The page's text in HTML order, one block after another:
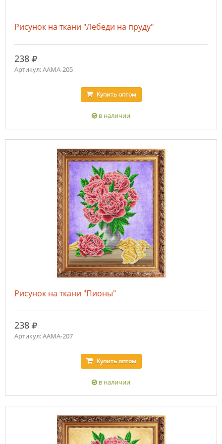
Рисунок на ткани "Лебеди на пруду"
238 руб.
Артикул: ААМА-205
Купитьоптом
в наличии
Рисунок на ткани "Пионы"
238 руб.
Артикул: ААМА-207
Купитьоптом
в наличии